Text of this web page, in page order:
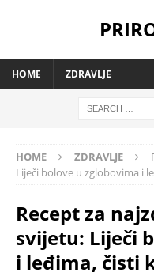
HOME ZDRAVLJE
HOME ZDRAVLJE
Liječi bolove u zglobovima i
Recept za
svijetu: Liječi
i leđima, čisti